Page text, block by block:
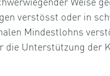
verstösst oder in
Mindestlohns
Unterstützung der